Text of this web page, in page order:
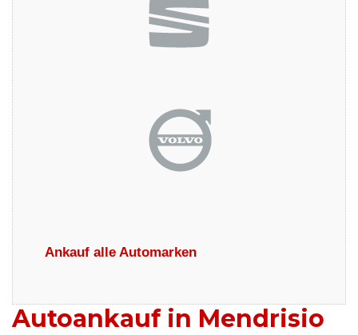
Ankauf alle Automarken
Autoankauf in Mendrisio